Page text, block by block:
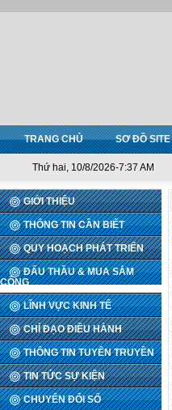
TRANG CHỦ SƠ ĐỒ SITE
Thứ hai, 10/8/2026-7:37 AM
GIỚI THIỆU
THÔNG TIN CẦN BIẾT
QUY HOẠCH PHÁT TRIỂN
ĐẤU THẦU & MUA SẮM
CÔNG
LĨNH VỰC KINH TẾ
CHỈ ĐẠO ĐIỀU HÀNH
THÔNG TIN TUYÊN TRUYỀN
TIN TỨC SỰ KIỆN
CHUYỂN ĐỔI SỐ